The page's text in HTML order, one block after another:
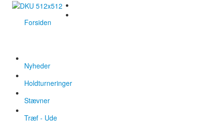
Forsiden
Nyheder
Holdturneringer
Stævner
Træf - Ude